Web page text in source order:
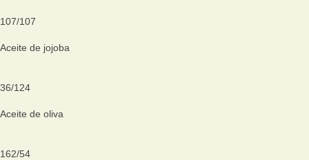
107/107
Aceite de jojoba
36/124
Aceite de oliva
162/54